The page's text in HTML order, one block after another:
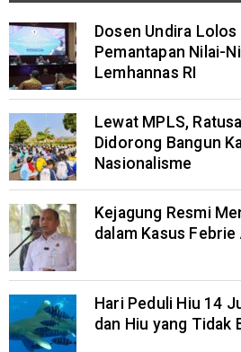
Dosen Undira
Pemantapan Nilai-
Lemhannas RI
Lewat MPLS,
Didorong Bangun
Nasionalisme
Kejagung Resmi
dalam Kasus
Hari Peduli Hiu 14
dan Hiu yang Tidak